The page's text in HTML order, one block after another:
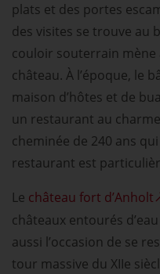
plats et des portes
des visites se trouve au
couloir souterrain mène
château. À l’époque, le
maison d’hôtes et de
un restaurant au
cheminée de 240 ans
restaurant est
Le château fort d’Anholt
châteaux entourés
aussi l’occasion de se
tour massive du XIIe